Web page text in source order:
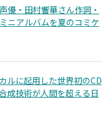
優・田村響華さん作詞・
ニアルバムを夏のコミケ
ルに起用した世界初のCD
成技術が人間を超える日